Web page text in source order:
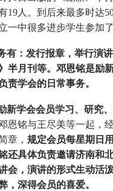
19人。到后来最多时达
一中很多进步学生参加了
有：发行报章，举行演
半月刊等。邓恩铭是励
责学会的日常事务。
新学会会员学习、研究
恩铭与王尽美等一起，
章， 规定会员每星期日
还具体负责邀请济南和
会，演讲的形式生动活
，深得会员的喜爱。